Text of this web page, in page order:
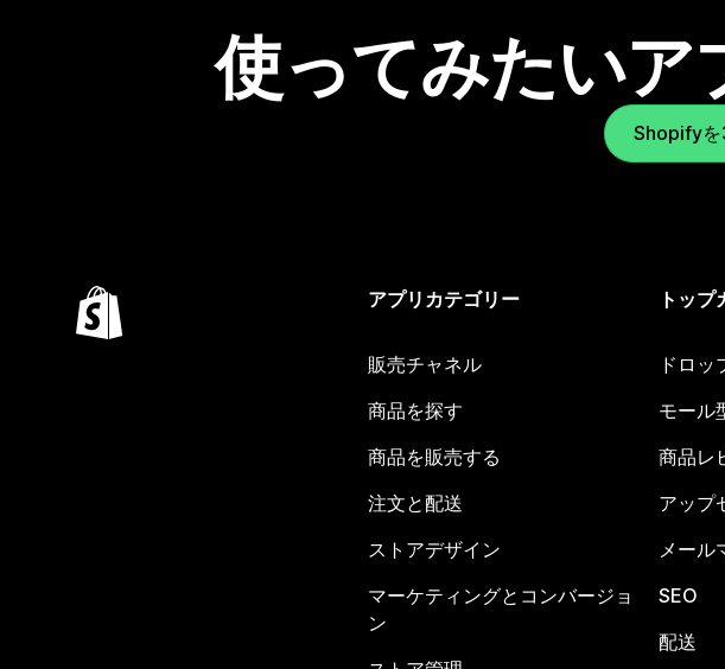
使ってみたいア
Shopifyを
アプリカテゴリー
販売チャネル
商品を探す
商品を販売する
注文と配送
ストアデザイン
マーケティングとコンバージョ
ン
トップ
ドロッ
モール
商品レ
アップ
メール
SEO
配送